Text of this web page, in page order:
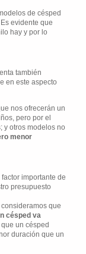
de césped
evidente que
hay y por lo
también
en este aspecto
nos ofrecerán un
pero por el
y otros modelos no
menor
factor importante de
presupuesto
que
césped va
un césped
duración que un